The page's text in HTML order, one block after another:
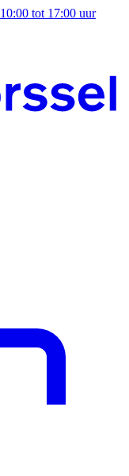
10:00 tot 17:00 uur